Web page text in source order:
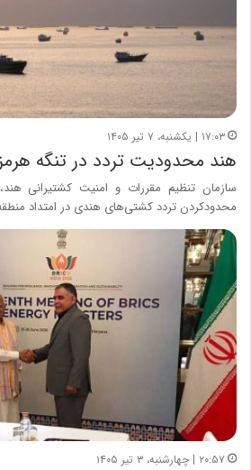
۱۷:۰۳ | یکشنبه، ۷ تیر ۱۴۰۵
هند محدودیت تردد در تنگه هرمز
سازمان تنظیم مقررات و امنیت کشتیرانی
محدودکردن تردد کشتی‌های هندی در امتداد
۲۰:۵۷ | چهارشنبه، ۳ تیر ۱۴۰۵